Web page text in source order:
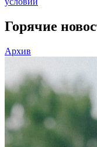
Горячие
Архив